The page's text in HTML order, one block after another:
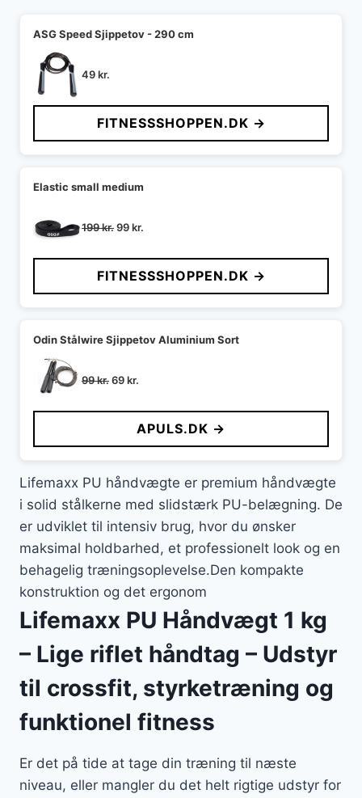
ASG Speed Sjippetov - 290 cm
49kr.
FITNESSSHOPPEN.DK →
Elastic small medium
199kr.Den
pris
var:
199 kr..
99kr.
pris
er:
99 kr..
FITNESSSHOPPEN.DK →
Odin Stålwire Sjippetov Aluminium Sort
99kr.Den
pris
99 kr..
69kr.
pris
er:
69 kr..
APULS.DK →
Lifemaxx PU håndvægte er premium håndvægte
i solid stålkerne med slidstærk PU-belægning. De
er udviklet til intensiv brug, hvor du ønsker
maksimal holdbarhed, et professionelt look og en
behagelig træningsoplevelse.Den kompakte
konstruktion og det ergonom
Lifemaxx PU Håndvægt 1 kg
– Lige riflet håndtag – Udstyr
til crossfit, styrketræning og
funktionel fitness
Er det på tide at tage din træning til næste
niveau, eller mangler du det helt rigtige udstyr for